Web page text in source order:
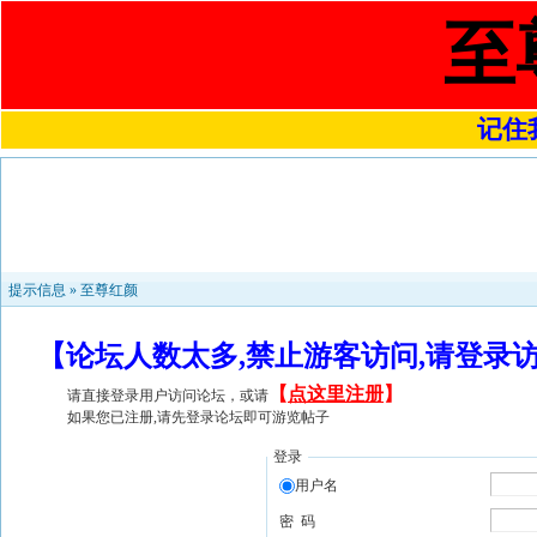
至
记住
提示信息 » 至尊红颜
【论坛人数太多,禁止游客访问,请登
请直接登录用户访问论坛，或请 【 点这里注册】
如果您已注册,请先登录论坛即可游览帖子
登录
用户名
密 码